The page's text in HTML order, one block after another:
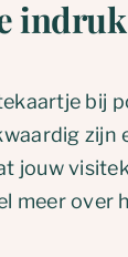
indruk
bij
zijn
jouw
meer over